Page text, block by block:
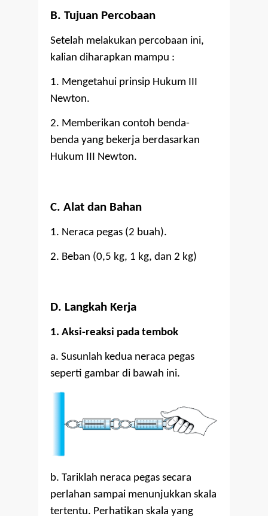
B. Tujuan Percobaan
Setelah melakukan percobaan ini,
kalian diharapkan mampu :
1. Mengetahui prinsip Hukum III
Newton.
2. Memberikan contoh benda-
benda yang bekerja berdasarkan
Hukum III Newton.
C. Alat dan Bahan
1. Neraca pegas (2 buah).
2. Beban (0,5 kg, 1 kg, dan 2 kg)
D. Langkah Kerja
1. Aksi-reaksi pada tembok
a. Susunlah kedua neraca pegas
seperti gambar di bawah ini.
b. Tariklah neraca pegas secara
perlahan sampai menunjukkan skala
tertentu. Perhatikan skala yang